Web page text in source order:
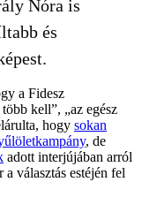
Nóra is
és
a Fidesz
kell”, „az egész
hogy sokan
, de
adott interjújában arról
választás estéjén fel